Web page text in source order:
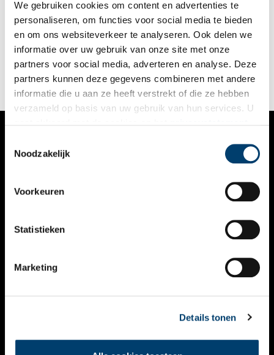
We gebruiken cookies om content en advertenties te
personaliseren, om functies voor social media te bieden
en om ons websiteverkeer te analyseren. Ook delen we
informatie over uw gebruik van onze site met onze
partners voor social media, adverteren en analyse. Deze
partners kunnen deze gegevens combineren met andere
informatie die u aan ze heeft verstrekt of die ze hebben
verzameld op basis van uw gebruik van hun services. U
Noodzakelijk
Voorkeuren
Statistieken
Marketing
Details tonen
Elke maand presenteert Huis van Hilde, het
archeologiecentrum van de provincie Noord-Holland, de
vondst van de maand. Daar krijgen deze bijzondere
bodemvondsten een eigen vitrine, op Oneindig Noord-Holland
worden ze met een verhaal in het zonnetje gezet. Deze maand
staat Groot Olmen centraal.
VERHALEN
KALENDER
THEMA’S
VIDEO’S
CONTACT